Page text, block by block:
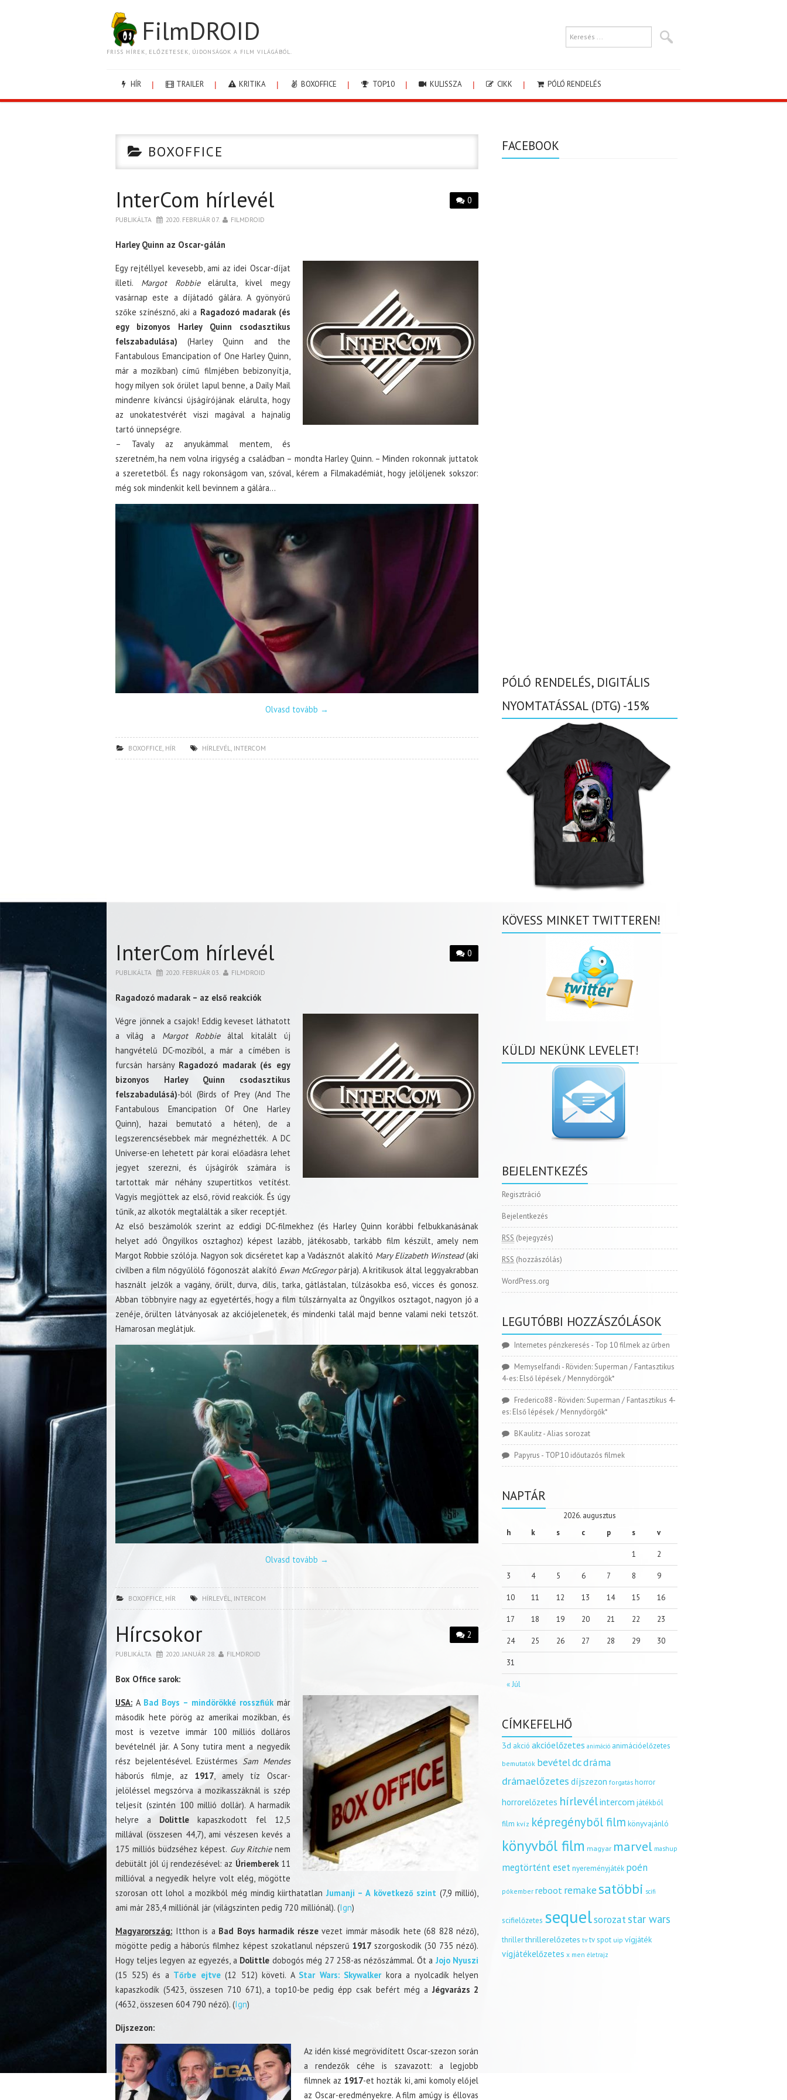
FilmDROID
FRISS HÍREK, ELŐZETESEK, ÚJDONSÁGOK A FILM VILÁGÁBÓL.
HÍR TRAILER KRITIKA BOXOFFICE TOP10 KULISSZA CIKK PÓLÓ RENDELÉS
BOXOFFICE
0
InterCom hírlevél
PUBLIKÁLTA 2020. FEBRUÁR 07. FILMDROID
Harley Quinn az Oscar-gálán
Egy rejtéllyel kevesebb, ami az idei Oscar-díjat
illeti. Margot Robbieelárulta, kivel megy
vasárnap este a díjátadó gálára. A gyönyörű
szőke színésznő, aki a Ragadozó madarak (és
egy bizonyos Harley Quinn csodasztikus
felszabadulása) (Harley Quinn and the
Fantabulous Emancipation of One Harley Quinn,
már a mozikban) című filmjében bebizonyítja,
hogy milyen sok őrület lapul benne, a Daily Mail
mindenre kíváncsi újságírójának elárulta, hogy
az unokatestvérét viszi magával a hajnalig
tartó ünnepségre.
– Tavaly az anyukámmal mentem, és
szeretném, ha nem volna irigység a családban – mondta Harley Quinn. – Minden rokonnak juttatok
a szeretetből. És nagy rokonságom van, szóval, kérem a Filmakadémiát, hogy jelöljenek sokszor:
még sok mindenkit kell bevinnem a gálára…
Olvasd tovább →
BOXOFFICE, HÍR HÍRLEVÉL, INTERCOM
0
InterCom hírlevél
PUBLIKÁLTA 2020. FEBRUÁR 03. FILMDROID
Ragadozó madarak – az első reakciók
Végre jönnek a csajok! Eddig keveset láthatott
a világ a Margot Robbieáltal kitalált új
hangvételű DC-moziból, a már a címében is
furcsán harsány Ragadozó madarak (és egy
bizonyos Harley Quinn csodasztikus
felszabadulásá)-ból (Birds of Prey (And The
Fantabulous Emancipation Of One Harley
Quinn), hazai bemutató a héten), de a
legszerencsésebbek már megnézhették. A DC
Universe-en lehetett pár korai előadásra lehet
jegyet szerezni, és újságírók számára is
tartottak már néhány szupertitkos vetítést.
Vagyis megjöttek az első, rövid reakciók. És úgy
tűnik, az alkotók megtalálták a siker receptjét.
Az első beszámolók szerint az eddigi DC-filmekhez (és Harley Quinn korábbi felbukkanásának
helyet adó Öngyilkos osztaghoz) képest lazább, játékosabb, tarkább film készült, amely nem
Margot Robbie szólója. Nagyon sok dicséretet kap a Vadásznőt alakító Mary Elizabeth Winstead(aki
civilben a film nőgyűlölő főgonoszát alakító Ewan McGregorpárja). A kritikusok által leggyakrabban
használt jelzők a vagány, őrült, durva, dilis, tarka, gátlástalan, túlzásokba eső, vicces és gonosz.
Abban többnyire nagy az egyetértés, hogy a film túlszárnyalta az Öngyilkos osztagot, nagyon jó a
zenéje, őrülten látványosak az akciójelenetek, és mindenki talál majd benne valami neki tetszőt.
Hamarosan meglátjuk.
Olvasd tovább →
BOXOFFICE, HÍR HÍRLEVÉL, INTERCOM
2
Hírcsokor
PUBLIKÁLTA 2020. JANUÁR 28. FILMDROID
Box Office sarok:
USA: A Bad Boys – mindörökké rosszfiúkmár
második hete pörög az amerikai mozikban, és
most is vezetve immár 100 milliós dolláros
bevételnél jár. A Sony tutira ment a negyedik
rész bejelentésével. Ezüstérmes Sam Mendes
háborús filmje, az 1917, amely tíz Oscar-
jelöléssel megszórva a mozikasszáknál is szép
teljesít (szintén 100 millió dollár). A harmadik
helyre a Dolittle kapaszkodott fel 12,5
millával (összesen 44,7), ami vészesen kevés a
175 milliós büdzséhez képest. Guy Ritchienem
debütált jól új rendezésével: az Úriemberek11
millióval a negyedik helyre volt elég, mögötte
szorosan ott lohol a mozikból még mindig kiirthatatlan Jumanji – A következő szint (7,9 millió),
ami már 283,4 milliónál jár (világszinten pedig 720 milliónál). (Ign)
Magyarország: Itthon is a Bad Boys harmadik részevezet immár második hete (68 828 néző),
mögötte pedig a háborús filmhez képest szokatlanul népszerű 1917szorgoskodik (30 735 néző).
Hogy teljes legyen az egyezés, a Dolittle dobogós még 27 258-as nézőszámmal. Őt a Jojo Nyuszi
(15 525) és a Tőrbe ejtve(12 512) követi. A Star Wars: Skywalkerkora a nyolcadik helyen
kapaszkodik (5423, összesen 710 671), a top10-be pedig épp csak befért még a Jégvarázs 2
(4632, összesen 604 790 néző). (Ign)
Díjszezon:
Az idén kissé megrövidített Oscar-szezon során
a rendezők céhe is szavazott: a legjobb
filmnek az 1917-et hozták ki, ami komoly előjel
az Oscar-eredményekre. A film amúgy is éllovas
FACEBOOK
PÓLÓ RENDELÉS, DIGITÁLIS
NYOMTATÁSSAL (DTG) -15%
KÖVESS MINKET TWITTEREN!
KÜLDJ NEKÜNK LEVELET!
BEJELENTKEZÉS
Regisztráció
Bejelentkezés
RSS (bejegyzés)
RSS (hozzászólás)
WordPress.org
LEGUTÓBBI HOZZÁSZÓLÁSOK
Internetes pénzkeresés - Top 10 filmek az űrben
Memyselfandi - Röviden: Superman / Fantasztikus
4-es: Első lépések / Mennydörgők*
Frederico88 - Röviden: Superman / Fantasztikus 4-
es: Első lépések / Mennydörgők*
BKaulitz-Alias sorozat
Papyrus - TOP 10 időutazós filmek
NAPTÁR
2026. augusztus
h
k s c p s v
« Júl
1 2
3 4 5 6 7 8 9
10 11 12 13 14 15 16
17 18 19 20 21 22 23
24 25 26 27 28 29 30
31
CÍMKEFELHŐ
3d akció akcióelőzetes animáció animációelőzetes
bemutatók bevételdcdráma
drámaelőzetes díjszezon forgatás horror
horrorelőzetes hírlevélintercom játékból
film kvíz képregényből film könyvajánló
könyvből film magyar marvel mashup
megtörtént esetnyereményjáték poén
pókember reboot remakesatöbbi scifi
scifielőzetes sequelsorozatstar wars
thrillerthrillerelőzetes tv tv spot uip vígjáték
vígjátékelőzetes x men életrajz